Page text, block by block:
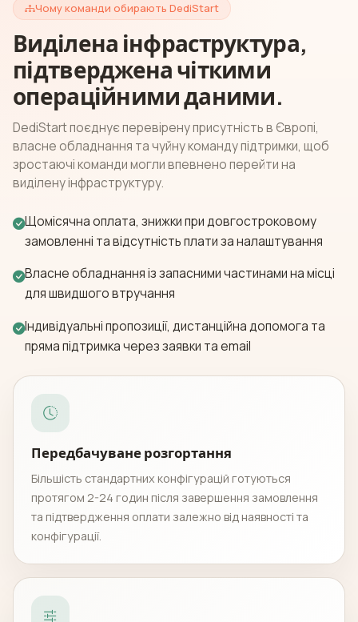
Чому команди обирають DediStart
Виділена інфраструктура,
підтверджена чіткими
операційними даними.
DediStart поєднує перевірену присутність в Європі,
власне обладнання та чуйну команду підтримки, щоб
зростаючі команди могли впевнено перейти на
виділену інфраструктуру.
Щомісячна оплата, знижки при довгостроковому
замовленні та відсутність плати за налаштування
Власне обладнання із запасними частинами на місці
для швидшого втручання
Індивідуальні пропозиції, дистанційна допомога та
пряма підтримка через заявки та email
Передбачуване розгортання
Більшість стандартних конфігурацій готуються
протягом 2-24 годин після завершення замовлення
та підтвердження оплати залежно від наявності та
конфігурації.